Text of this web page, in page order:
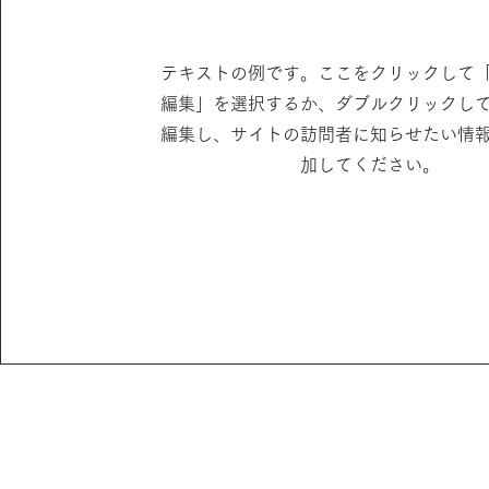
テキストの例です。ここをクリックして
編集」を選択するか、ダブルクリックし
編集し、サイトの訪問者に知らせたい情
加してください。